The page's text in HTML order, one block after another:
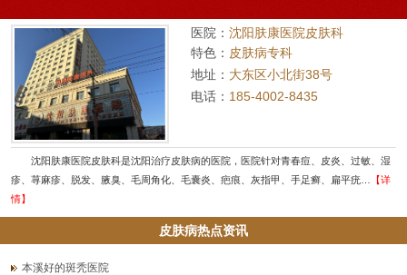
医院： 沈阳肤康医院皮肤科
特色： 皮肤病专科
地址： 大东区小北街38号
电话： 185-4002-8435
沈阳肤康医院皮肤科是沈阳治疗皮肤病的医院，医院针对青春痘、皮炎、过敏、湿
疹、荨麻疹、脱发、腋臭、毛周角化、毛囊炎、疤痕、灰指甲、手足癣、扁平疣…
【详
情】
皮肤病热点资讯
本溪好的斑秃医院